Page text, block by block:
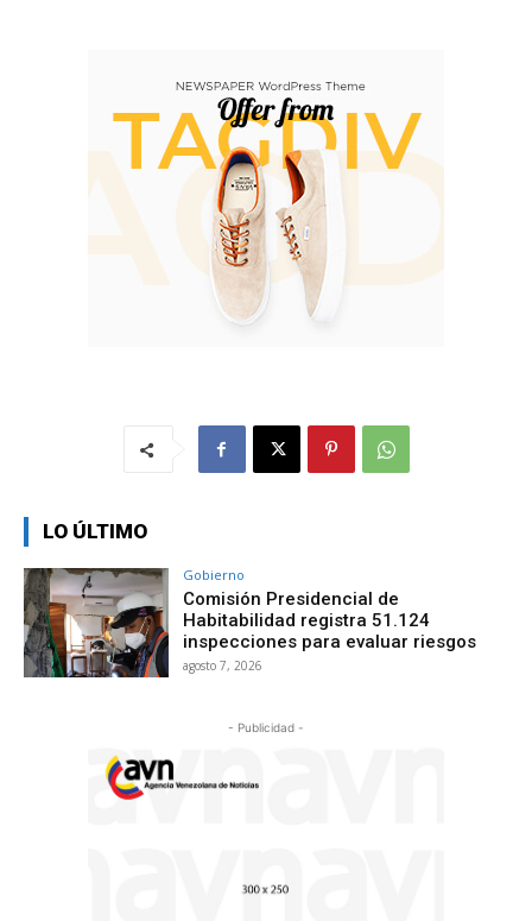
LO ÚLTIMO
Gobierno
Comisión Presidencial de
Habitabilidad registra 51.124
inspecciones para evaluar riesgos
agosto 7, 2026
- Publicidad -